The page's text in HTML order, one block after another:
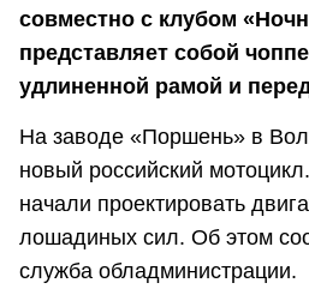
совместно с клубом
представляет собой
удлиненной рамой и
На заводе «Поршень» в
новый российский
начали проектировать
лошадиных сил. Об этом
служба обладминистрации.